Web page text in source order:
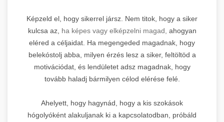
Képzeld el, hogy sikerrel jársz. Nem titok, hogy a siker
kulcsa az, ha képes vagy elképzelni magad, ahogyan
eléred a céljaidat. Ha megengeded magadnak, hogy
belekóstolj abba, milyen érzés lesz a siker, feltöltöd a
motivációdat, és lendületet adsz magadnak, hogy
tovább haladj bármilyen célod elérése felé.
Ahelyett, hogy hagynád, hogy a kis szokások
hógolyóként alakuljanak ki a kapcsolatodban, próbáld